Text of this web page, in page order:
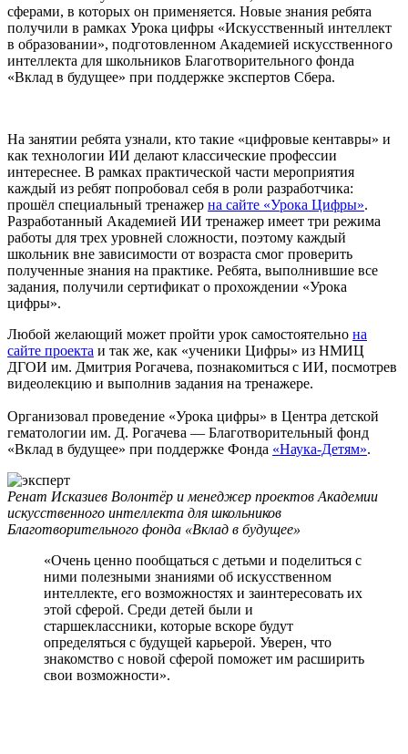
сферами, в которых он применяется. Новые знания ребята
получили в рамках Урока цифры «Искусственный интеллект
в образовании», подготовленном Академией искусственного
интеллекта для школьников Благотворительного фонда
«Вклад в будущее» при поддержке экспертов Сбера.
На занятии ребята узнали, кто такие «цифровые кентавры» и
как технологии ИИ делают классические профессии
интереснее. В рамках практической части мероприятия
каждый из ребят попробовал себя в роли разработчика:
прошёл специальный тренажер на сайте «Урока Цифры».
Разработанный Академией ИИ тренажер имеет три режима
работы для трех уровней сложности, поэтому каждый
школьник вне зависимости от возраста смог проверить
полученные знания на практике. Ребята, выполнившие все
задания, получили сертификат о прохождении «Урока
цифры».
Любой желающий может пройти урок самостоятельно на
сайте проекта и так же, как «ученики Цифры» из НМИЦ
ДГОИ им. Дмитрия Рогачева, познакомиться с ИИ, посмотрев
видеолекцию и выполнив задания на тренажере.
Организовал проведение «Урока цифры» в Центра детской
гематологии им. Д. Рогачева — Благотворительный фонд
«Вклад в будущее» при поддержке Фонда «Наука-Детям».
Ренат Исказиев Волонтёр и менеджер проектов Академии
искусственного интеллекта для школьников
Благотворительного фонда «Вклад в будущее»
«Очень ценно пообщаться с детьми и поделиться с
ними полезными знаниями об искусственном
интеллекте, его возможностях и заинтересовать их
этой сферой. Среди детей были и
старшеклассники, которые вскоре будут
определяться с будущей карьерой. Уверен, что
знакомство с новой сферой поможет им расширить
свои возможности».